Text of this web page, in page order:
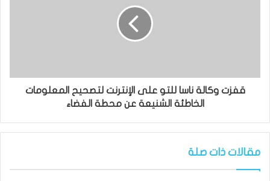
قفزت وكالة ناسا للتو على الإنترنت لتصحيح المعلومات
الخاطئة الشنيعة عن محطة الفضاء
مقالات ذات صلة